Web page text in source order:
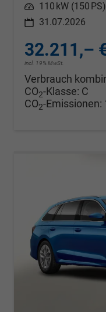
Leistung 110 kW (150 PS)
31.07.2026
32.211,–
incl. 19% MwSt.
Verbrauch
CO2-Klasse: C
CO2-Emissionen: